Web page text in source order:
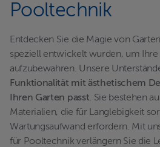
Pooltechnik
Entdecken Sie die Magie von
speziell entwickelt wurden, um
aufzubewahren. Unsere
Funktionalität mit ästhetischem
Ihren Garten passt. Sie bestehen
Materialien, die für Langlebigkeit
Wartungsaufwand erfordern. Mit
für Pooltechnik verlängern Sie die